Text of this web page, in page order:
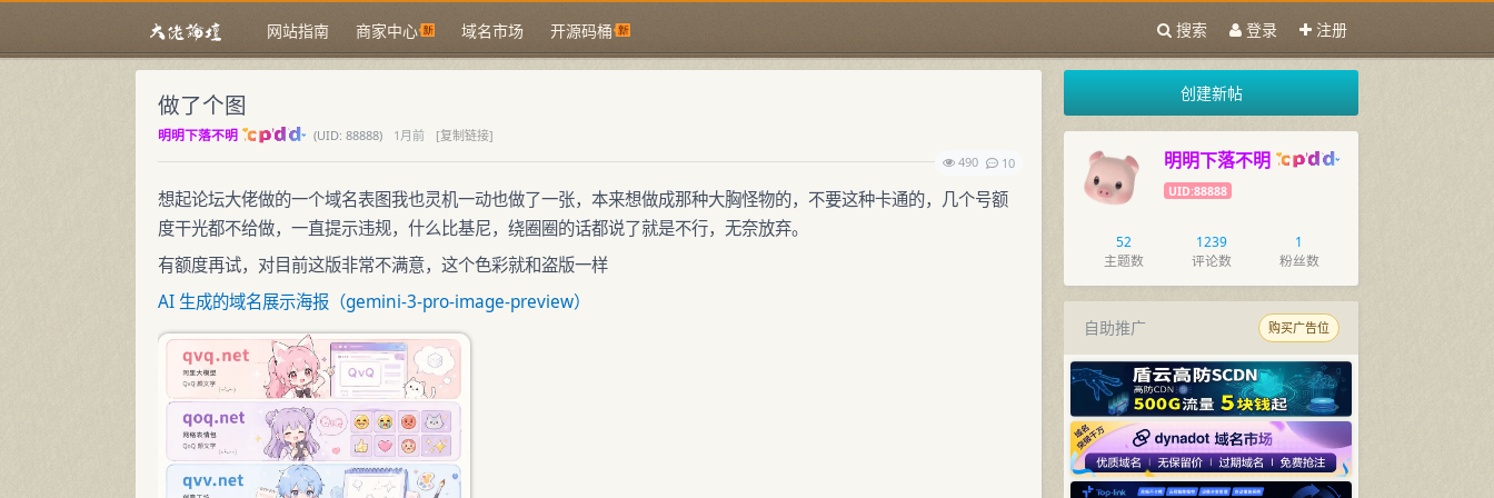
网站指南 商家中心 域名市场 开源码桶 搜索 登录 注册
做了个图
明明下落不明 (UID:88888) 1月前
[复制链接]
490
10
想起论坛大佬做的一个域名表图我也灵机一动也做了一张，本来想做成那种大胸怪物的，不要这种卡通的，几个号额
度干光都不给做，一直提示违规，什么比基尼，绕圈圈的话都说了就是不行，无奈放弃。
有额度再试，对目前这版非常不满意，这个色彩就和盗版一样
AI 生成的域名展示海报（gemini-3-pro-image-preview）
创建新帖
明明下落不明
UID:88888
52
主题数
1239
评论数
1
粉丝数
自助推广 购买广告位